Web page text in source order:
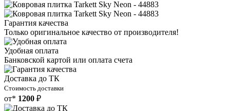
Гарантия качества
Только оригинальное качество от производителя!
Удобная оплата
Банковской картой или оплата счета
Доставка до ТК
Стоимость доставки
от* 1200 ₽